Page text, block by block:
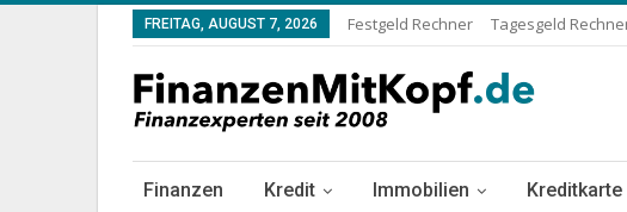
FREITAG, AUGUST 7, 2026 Festgeld Rechner Tagesgeld
Finanzen Kredit Immobilien Kreditkarte